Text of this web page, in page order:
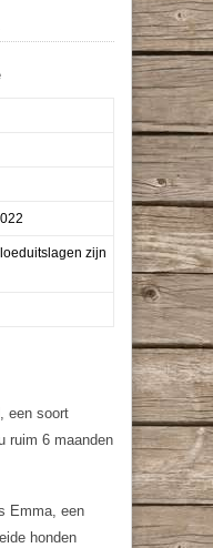
zijn
een soort
ruim 6 maanden
Emma, een
honden